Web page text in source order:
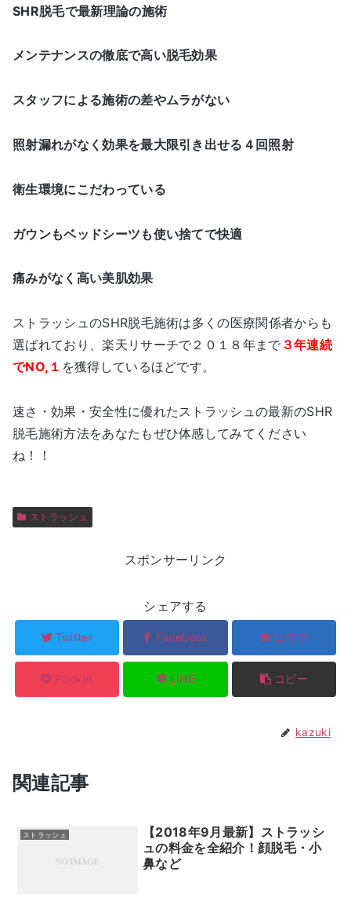
SHR脱毛で最新理論の施術
メンテナンスの徹底で高い脱毛効果
スタッフによる施術の差やムラがない
照射漏れがなく効果を最大限引き出せる４回照射
衛生環境にこだわっている
ガウンもベッドシーツも使い捨てで快適
痛みがなく高い美肌効果
ストラッシュのSHR脱毛施術は多くの医療関係者からも
選ばれており、楽天リサーチで２０１８年まで ３年連続
でNO,１ を獲得しているほどです。
速さ・効果・安全性に優れたストラッシュの最新のSHR
脱毛施術方法をあなたもぜひ体感してみてください
ね！！
ストラッシュ
スポンサーリンク
シェアする
Twitter Facebook はてブ
Pocket LINE コピー
kazuki
関連記事
ストラッシュ
【2018年9月最新】ストラッシ
ュの料金を全紹介！顔脱毛・小
鼻など